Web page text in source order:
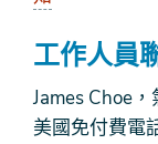
工作人員
James Choe
美國免付費電